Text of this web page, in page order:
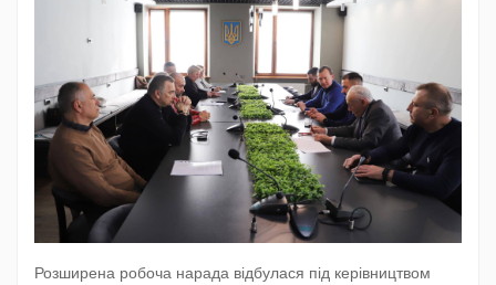
Розширена робоча нарада відбулася під керівництвом